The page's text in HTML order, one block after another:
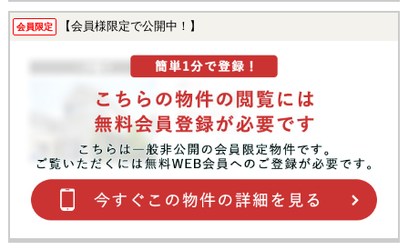
会員限定 【会員様限定で公開中！】